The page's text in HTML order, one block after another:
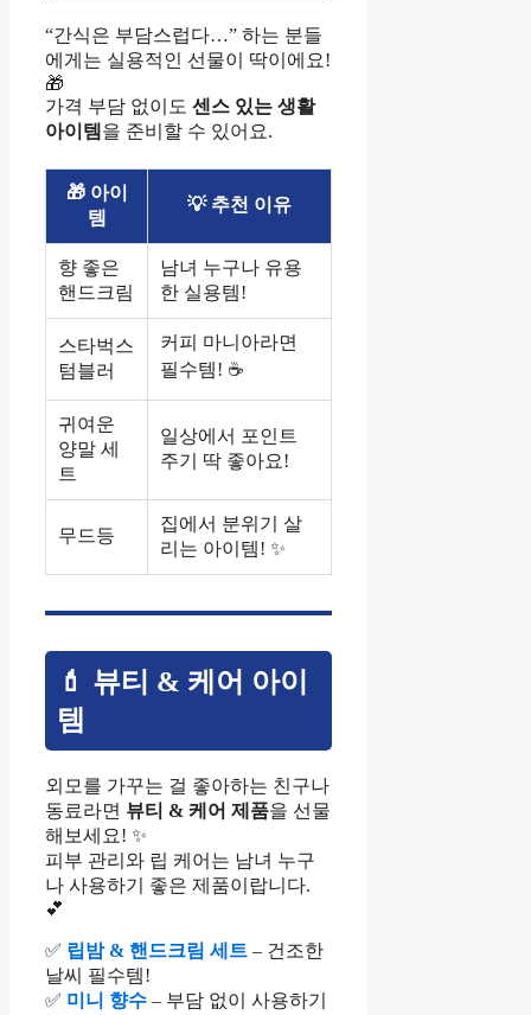
“간식은 부담스럽다…” 하는 분들
에게는 실용적인 선물이 딱이에요!
🎁
가격 부담 없이도 센스 있는 생활
아이템 을 준비할 수 있어요.
🎁 아이
템
💡 추천 이유
향 좋은
핸드크림
남녀 누구나 유용
한 실용템!
스타벅스
텀블러
커피 마니아라면
필수템! ☕
귀여운
양말 세
트
일상에서 포인트
주기 딱 좋아요!
무드등
집에서 분위기 살
리는 아이템! ✨
💄 뷰티 & 케어 아이
템
외모를 가꾸는 걸 좋아하는 친구나
동료라면 뷰티 & 케어 제품을 선물
해보세요! ✨
피부 관리와 립 케어는 남녀 누구
나 사용하기 좋은 제품이랍니다.
💕
✅ 립밤 & 핸드크림 세트 – 건조한
날씨 필수템!
✅ 미니 향수 – 부담 없이 사용하기